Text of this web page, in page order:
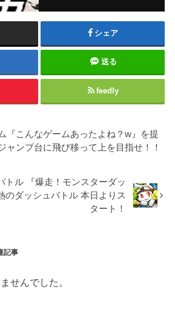
シェア
送る
feedly
『こんなゲームあったよね？w』を提
ンプ台に飛び移って上を目指せ！！
トル 『爆走！モンスターダッ
のダッシュバトル 本日よりス
タート！
記事
せんでした。